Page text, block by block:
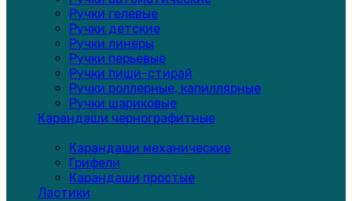
Ручки гелевые
Ручки детские
Ручки линеры
Ручки перьевые
Ручки пиши-стирай
Ручки роллерные, капиллярные
Ручки шариковые
Карандаши чернографитные
Карандаши механические
Грифели
Карандаши простые
Ластики